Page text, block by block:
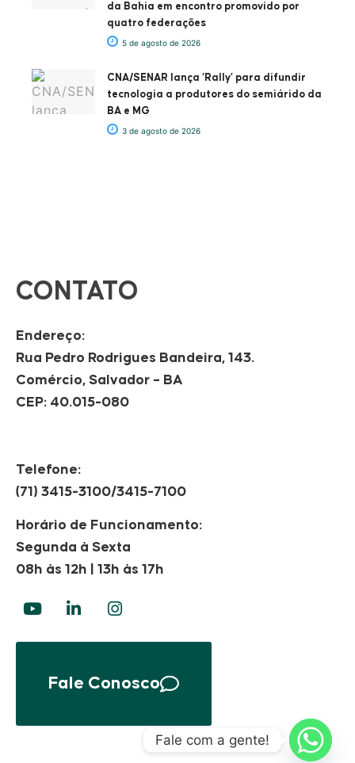
da Bahia em encontro promovido por
quatro federações
5 de agosto de 2026
CNA/SENAR lança ‘Rally’ para difundir
tecnologia a produtores do semiárido da
BA e MG
3 de agosto de 2026
CONTATO
Endereço:
Rua Pedro Rodrigues Bandeira, 143.
Comércio, Salvador – BA
CEP: 40.015-080
Telefone:
(71) 3415-3100/3415-7100
Horário de Funcionamento:
Segunda à Sexta
08h às 12h | 13h às 17h
Fale Conosco
Fale com a gente!